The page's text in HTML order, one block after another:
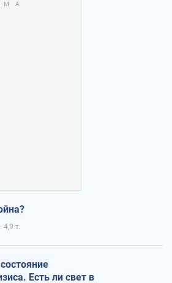
4,9 т.
Есть ли свет в